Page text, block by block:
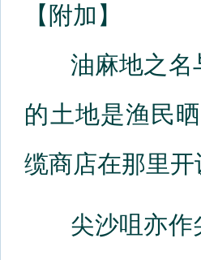
【附加】
油麻地之名与
的土地是渔民
缆商店在那里
尖沙咀亦作尖